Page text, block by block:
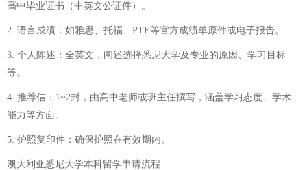
高中毕业证书（中英文公证件）。
2. 语言成绩：如雅思、托福、PTE等官方成绩单原件或电子报告。
3. 个人陈述：全英文，阐述选择悉尼大学及专业的原因、学习目标
等。
4. 推荐信：1~2封，由高中老师或班主任撰写，涵盖学习态度、学术
能力等方面。
5. 护照复印件：确保护照在有效期内。
澳大利亚悉尼大学本科留学申请流程